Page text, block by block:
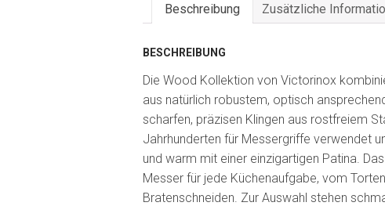
Beschreibung Zusätzliche
BESCHREIBUNG
Die Wood Kollektion von Victorinox
aus natürlich robustem, optisch
scharfen, präzisen Klingen aus rostfreiem
Jahrhunderten für Messergriffe verwendet
und warm mit einer einzigartigen Patina.
Messer für jede Küchenaufgabe, vom
Bratenschneiden. Zur Auswahl stehen